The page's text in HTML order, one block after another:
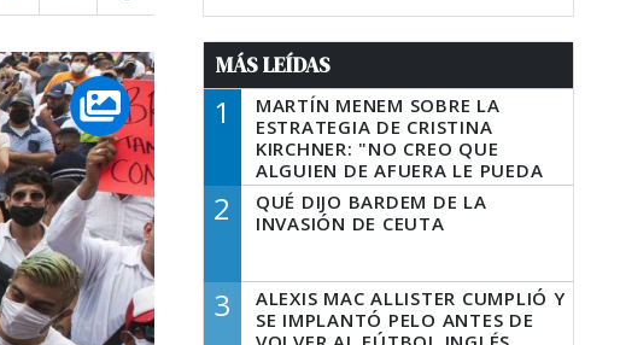
MÁS LEÍDAS
1
MARTÍN MENEM SOBRE LA
ESTRATEGIA DE CRISTINA
KIRCHNER: "NO CREO QUE
ALGUIEN DE AFUERA LE PUEDA
DECIR A LA JUSTICIA LO QUE
TIENE QUE HACER"
2
QUÉ DIJO BARDEM DE LA
INVASIÓN DE CEUTA
3
ALEXIS MAC ALLISTER CUMPLIÓ Y
SE IMPLANTÓ PELO ANTES DE